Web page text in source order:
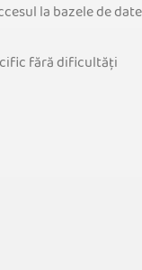
la bazele de
fără dificultăți